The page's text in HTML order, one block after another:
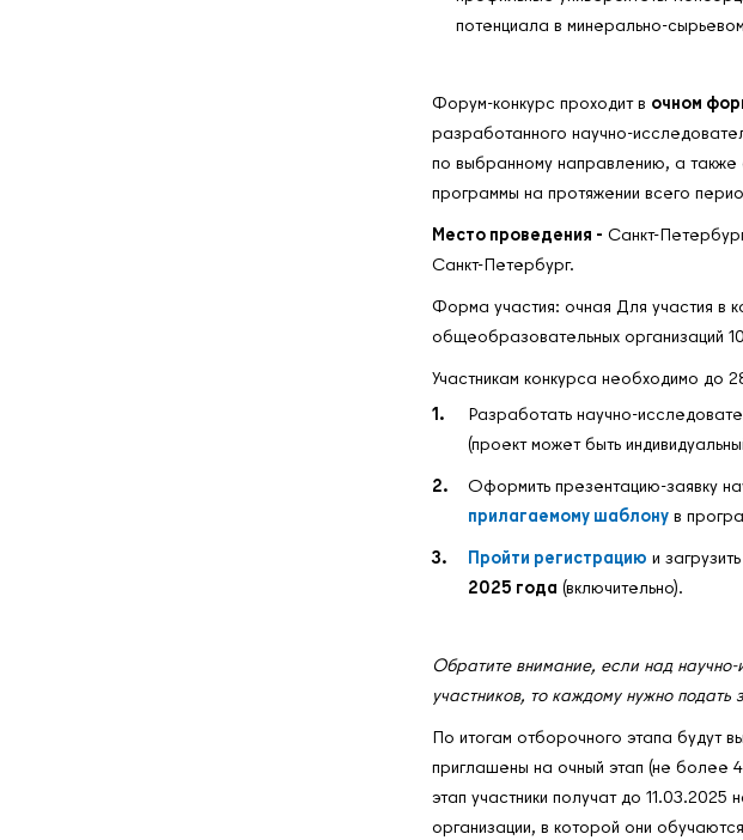
потенциала в минерально-
Форум-конкурс проходит в очном
разработанного научно-
по выбранному направлению, а также
программы на протяжении всего
Место проведения - Санкт-
Санкт-Петербург.
Форма участия: очная Для участия в
общеобразовательных организаций
Участникам конкурса необходимо до
Разработать научно-
(проект может быть
Оформить презентацию-заявку
прилагаемому шаблонув
Пройти регистрацию и
2025 года (включительно).
Обратите внимание, если над
участников, то каждому нужно подать
По итогам отборочного этапа будут
приглашены на очный этап (не более
этап участники получат до
организации, в которой они